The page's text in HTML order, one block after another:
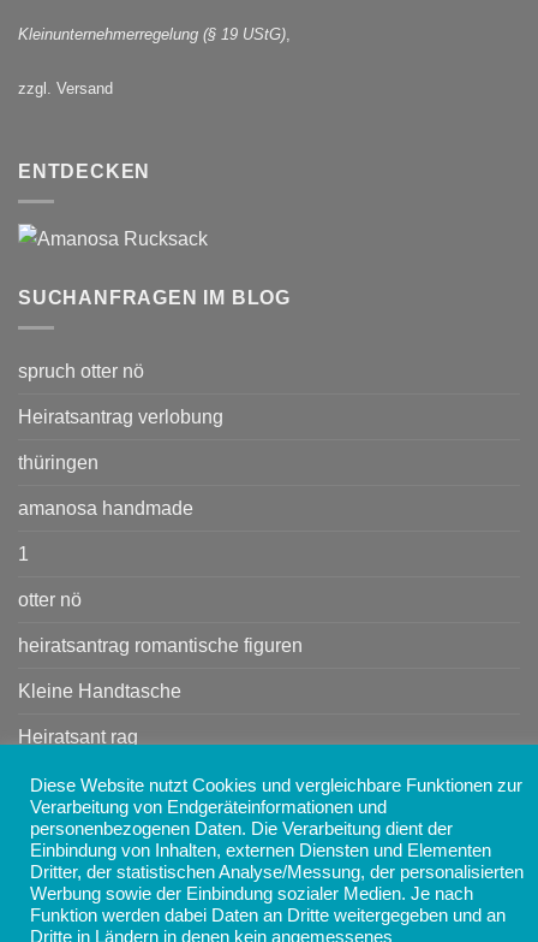
Kleinunternehmerregelung (§ 19 UStG)
zzgl. Versand
ENTDECKEN
SUCHANFRAGEN IM BLOG
spruch otter nö
Heiratsantrag verlobung
thüringen
amanosa handmade
1
otter nö
heiratsantrag romantische figuren
Kleine Handtasche
Heiratsant rag
Handtasche
Copyright 2026 ©AMANOSA - Schmuck, Taschen,
Accessoires und Geschenke online kaufen
Diese Website nutzt Cookies und vergleichbare Funktionen zur
Verarbeitung von Endgeräteinformationen und
personenbezogenen Daten. Die Verarbeitung dient der
Einbindung von Inhalten, externen Diensten und Elementen
Dritter, der statistischen Analyse/Messung, der personalisierten
Werbung sowie der Einbindung sozialer Medien. Je nach
Funktion werden dabei Daten an Dritte weitergegeben und an
Dritte in Ländern in denen kein angemessenes